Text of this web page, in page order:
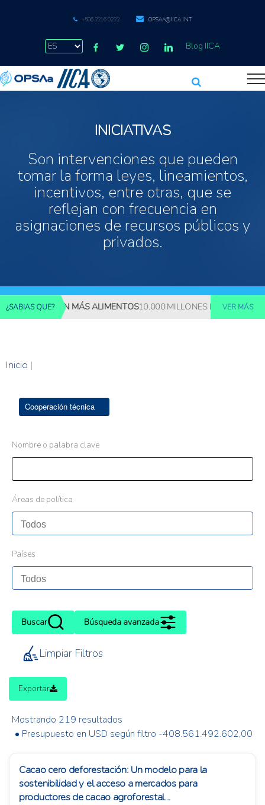
+506 2216 0222 OPSAA@IICA.INT
Blog IICA
INICIATIVAS
Son intervenciones que pueden
tomar la forma leyes, lineamientos,
incentivos, entre otras, que se
reflejan con frecuencia en
asignaciones de recursos públicos y
privados.
¿SABIAS QUE?MÁS ALIMENTOS10.000 MILLONES DE PERSONAS
VER MÁS
Inicio |
Cooperación técnica
Nombre o palabra clave
Áreas de política
Países
Buscar Búsqueda avanzada
Limpiar Filtros
Exportar
Mostrando 219 resultados
• Presupuesto en USD según filtro -408.561.492.602,00
Cacao cero deforestación: Un modelo para la
sostenibilidad y el acceso a mercados para
productores de cacao agroforestal...